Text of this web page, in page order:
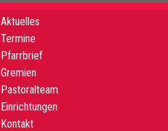
Aktuelles
Termine
Pfarrbrief
Gremien
Pastoralteam
Einrichtungen
Kontakt